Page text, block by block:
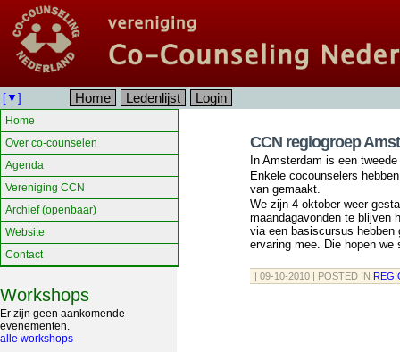
[▼] Home Ledenlijst Login
CCN regiogroep
In Amsterdam is een
Enkele cocounselers
van gemaakt.
We zijn 4 oktober weer
maandagavonden te blijven
via een basiscursus hebben
ervaring mee. Die hopen
| 09-10-2010 | POSTED IN
Home
Over co-counselen
Agenda
Vereniging CCN
Archief (openbaar)
Website
Contact
Workshops
Er zijn geen aankomende
evenementen.
alle workshops